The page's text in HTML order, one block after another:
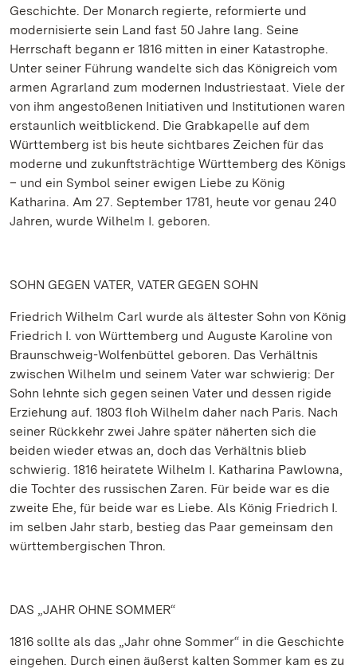
Geschichte. Der Monarch regierte, reformierte und
modernisierte sein Land fast 50 Jahre lang. Seine
Herrschaft begann er 1816 mitten in einer Katastrophe.
Unter seiner Führung wandelte sich das Königreich vom
armen Agrarland zum modernen Industriestaat. Viele der
von ihm angestoßenen Initiativen und Institutionen waren
erstaunlich weitblickend. Die Grabkapelle auf dem
Württemberg ist bis heute sichtbares Zeichen für das
moderne und zukunftsträchtige Württemberg des Königs
– und ein Symbol seiner ewigen Liebe zu König
Katharina. Am 27. September 1781, heute vor genau 240
Jahren, wurde Wilhelm I. geboren.
SOHN GEGEN VATER, VATER GEGEN SOHN
Friedrich Wilhelm Carl wurde als ältester Sohn von König
Friedrich I. von Württemberg und Auguste Karoline von
Braunschweig-Wolfenbüttel geboren. Das Verhältnis
zwischen Wilhelm und seinem Vater war schwierig: Der
Sohn lehnte sich gegen seinen Vater und dessen rigide
Erziehung auf. 1803 floh Wilhelm daher nach Paris. Nach
seiner Rückkehr zwei Jahre später näherten sich die
beiden wieder etwas an, doch das Verhältnis blieb
schwierig. 1816 heiratete Wilhelm I. Katharina Pawlowna,
die Tochter des russischen Zaren. Für beide war es die
zweite Ehe, für beide war es Liebe. Als König Friedrich I.
im selben Jahr starb, bestieg das Paar gemeinsam den
württembergischen Thron.
DAS „JAHR OHNE SOMMER“
1816 sollte als das „Jahr ohne Sommer“ in die Geschichte
eingehen. Durch einen äußerst kalten Sommer kam es zu